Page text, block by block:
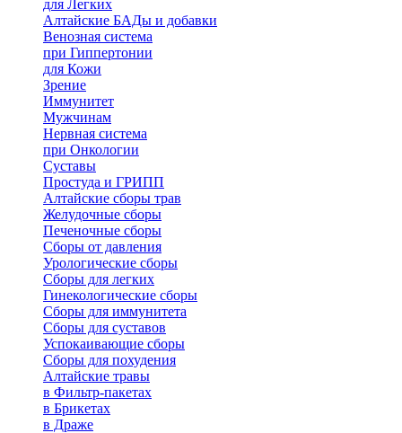
для Легких
Алтайские БАДы и добавки
Венозная система
при Гиппертонии
для Кожи
Зрение
Иммунитет
Мужчинам
Нервная система
при Онкологии
Суставы
Простуда и ГРИПП
Алтайские сборы трав
Желудочные сборы
Печеночные сборы
Сборы от давления
Урологические сборы
Сборы для легких
Гинекологические сборы
Сборы для иммунитета
Сборы для суставов
Успокаивающие сборы
Сборы для похудения
Алтайские травы
в Фильтр-пакетах
в Брикетах
в Драже